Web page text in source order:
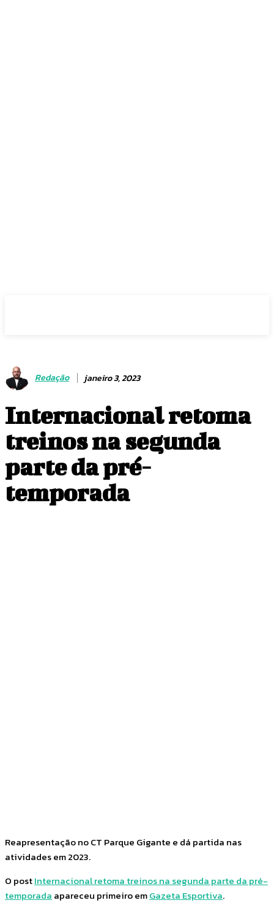
Redação janeiro 3, 2023
Internacional retoma
treinos na segunda
parte da pré-
temporada
Reapresentação no CT Parque Gigante e dá partida nas
atividades em 2023.
O postInternacional retoma treinos na segunda parte da pré-
temporada apareceu primeiro emGazeta Esportiva.